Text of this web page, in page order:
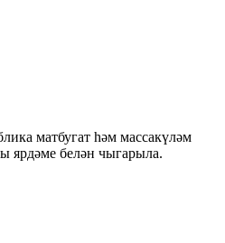
матбугат һәм массакүләм
ярдәме белән чыгарыла.